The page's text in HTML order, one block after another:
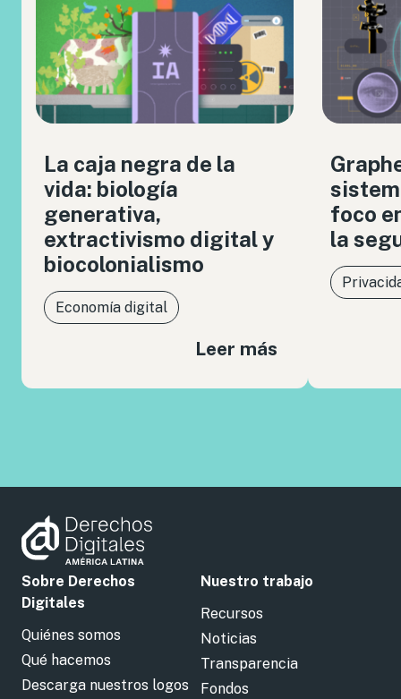
La caja negra de la
vida: biología
generativa,
extractivismo digital y
biocolonialismo
Economía digital
Leer más
foco
la
Sobre Derechos
Digitales
Quiénes somos
Qué hacemos
Descarga nuestros logos
Nuestro trabajo
Recursos
Noticias
Transparencia
Fondos